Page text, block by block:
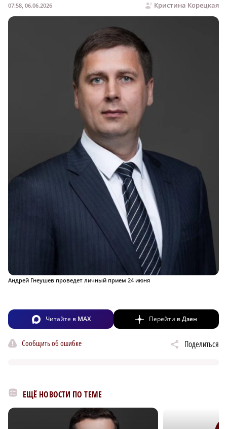
Кристина Корецкая
07:58, 06.06.2026
Андрей Гнеушев проведет личный прием 24 июня
Читайте в MAX Перейти вДзен
Сообщить об ошибке Поделиться
ЕЩЁ НОВОСТИ ПО ТЕМЕ